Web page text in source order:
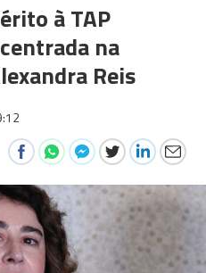
à TAP
na
Reis